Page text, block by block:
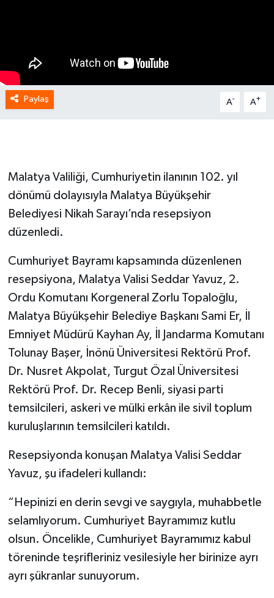
Paylaş A- A+
Malatya Valiliği, Cumhuriyetin ilanının 102. yıl
dönümü dolayısıyla Malatya Büyükşehir
Belediyesi Nikah Sarayı’nda resepsiyon
düzenledi.
Cumhuriyet Bayramı kapsamında düzenlenen
resepsiyona, Malatya Valisi Seddar Yavuz, 2.
Ordu Komutanı Korgeneral Zorlu Topaloğlu,
Malatya Büyükşehir Belediye Başkanı Sami Er, İl
Emniyet Müdürü Kayhan Ay, İl Jandarma Komutanı
Tolunay Başer, İnönü Üniversitesi Rektörü Prof.
Dr. Nusret Akpolat, Turgut Özal Üniversitesi
Rektörü Prof. Dr. Recep Benli, siyasi parti
temsilcileri, askeri ve mülki erkân ile sivil toplum
kuruluşlarının temsilcileri katıldı.
Resepsiyonda konuşan Malatya Valisi Seddar
Yavuz, şu ifadeleri kullandı:
“Hepinizi en derin sevgi ve saygıyla, muhabbetle
selamlıyorum. Cumhuriyet Bayramımız kutlu
olsun. Öncelikle, Cumhuriyet Bayramımız kabul
töreninde teşrifleriniz vesilesiyle her birinize ayrı
ayrı şükranlar sunuyorum.